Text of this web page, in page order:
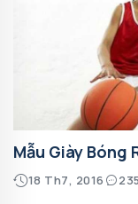
Mẫu Giày Bóng
18 Th7, 2016